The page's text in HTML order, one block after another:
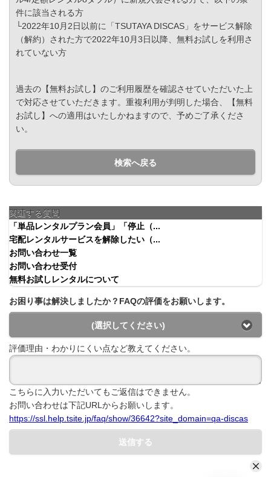
件に該当される方
└2022年10月2日以前に「TSUTAYA DISCAS」をサービス解除
（解約）された方で2022年10月3日以降、無料お試しを利用さ
れていない方
過去の【無料お試し】のご利用履歴を確認させていただいた上
で対応させていただきます。重複利用が判明した場合、【無料
お試し】への適用はいたしかねますので、予めご了承くださ
い。
検索へ戻る
関連する質問
「単品レンタルプラン会員」「停止（...
宅配レンタルサービスを解除したい（...
お問い合わせ一覧
お問い合わせ受付
無料お試しレンタルについて
お困り事は解決しましたか？FAQの評価をお願いします。
(選択してください)
評価理由・わかりにくい点など教えてください。
こちらに入力いただいてもご返信はできません。
お問い合わせは下記URLからお願いします。
https://ssl.help.tsite.jp/faq/show/36642?site_domain=qa-discas
送信する